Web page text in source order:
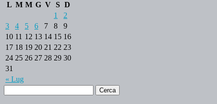
L M M G V S D
« Lug
1
2
3
4 5 6 7 8
9
10 11 12 13 14 15 16
17 18 19 20 21 22 23
24 25 26 27 28 29 30
31